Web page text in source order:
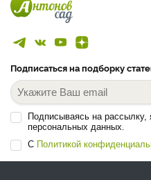
Подписаться на подборку
Подписываясь на
персональных данных.
С Политикой